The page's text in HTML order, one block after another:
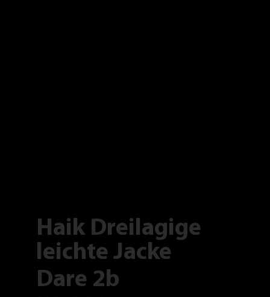
Haik Dreilagige
leichte Jacke
Dare 2b